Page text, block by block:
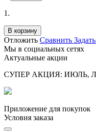
1.
В корзину
Отложить Сравнить
Мы в социальных сетях
Актуальные акции
СУПЕР АКЦИЯ: ИЮЛЬ,
Приложение для покупок
Условия заказа